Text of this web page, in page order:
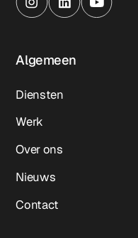
Algemeen
Diensten
Werk
Over ons
Nieuws
Contact